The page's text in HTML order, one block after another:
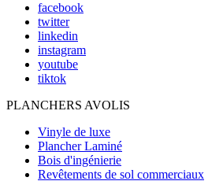
facebook
twitter
linkedin
instagram
youtube
tiktok
PLANCHERS AVOLIS
Vinyle de luxe
Plancher Laminé
Bois d'ingénierie
Revêtements de sol commerciaux